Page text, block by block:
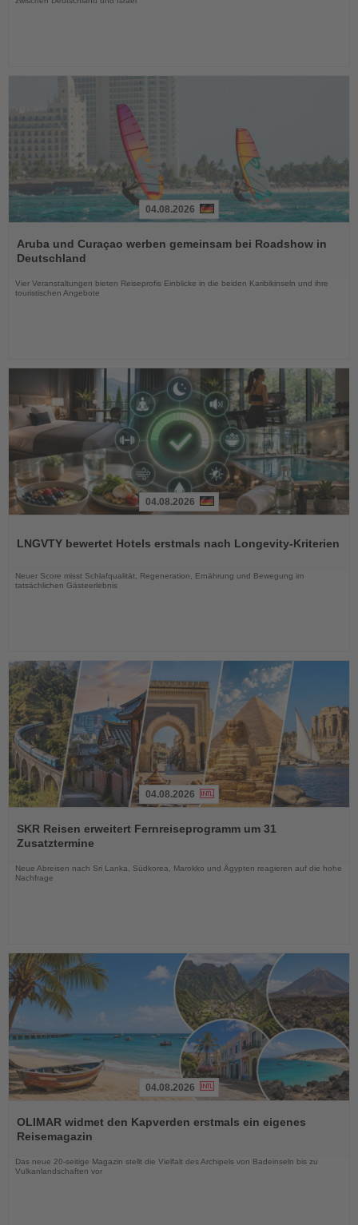
Sie
die
04.08.2026
Aruba und Curaçao werben gemeinsam bei Roadshow in
Deutschland
Vier Veranstaltungen bieten Reiseprofis Einblicke in die beiden Karibikinseln und ihre
touristischen Angebote
die
04.08.2026
LNGVTY bewertet Hotels erstmals nach Longevity-Kriterien
Neuer Score misst Schlafqualität, Regeneration, Ernährung und Bewegung im
tatsächlichen Gästeerlebnis
Sie
die
04.08.2026
SKR Reisen erweitert Fernreiseprogramm um 31
Zusatztermine
Neue Abreisen nach Sri Lanka, Südkorea, Marokko und Ägypten reagieren auf die hohe
Nachfrage
Sie
die
Nachrichten
04.08.2026
OLIMAR widmet den Kapverden erstmals ein eigenes
Reisemagazin
Das neue 20-seitige Magazin stellt die Vielfalt des Archipels von Badeinseln bis zu
Vulkanlandschaften vor